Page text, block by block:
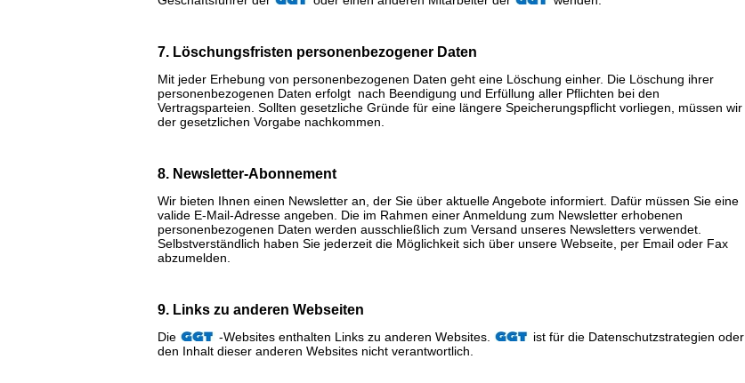
7. Löschungsfristen personenbezogener Daten
Mit jeder Erhebung von personenbezogenen Daten geht eine Löschung einher. Die Löschung ihrer
personenbezogenen Daten erfolgt nach Beendigung und Erfüllung aller Pflichten bei den
Vertragsparteien. Sollten gesetzliche Gründe für eine längere Speicherungspflicht vorliegen, müssen wir
der gesetzlichen Vorgabe nachkommen.
8. Newsletter-Abonnement
Wir bieten Ihnen einen Newsletter an, der Sie über aktuelle Angebote informiert. Dafür müssen Sie eine
valide E-Mail-Adresse angeben. Die im Rahmen einer Anmeldung zum Newsletter erhobenen
personenbezogenen Daten werden ausschließlich zum Versand unseres Newsletters verwendet.
Selbstverständlich haben Sie jederzeit die Möglichkeit sich über unsere Webseite, per Email oder Fax
abzumelden.
9. Links zu anderen Webseiten
Die -Websites enthalten Links zu anderen Websites.
ist für die Datenschutzstrategien oder
den Inhalt dieser anderen Websites nicht verantwortlich.